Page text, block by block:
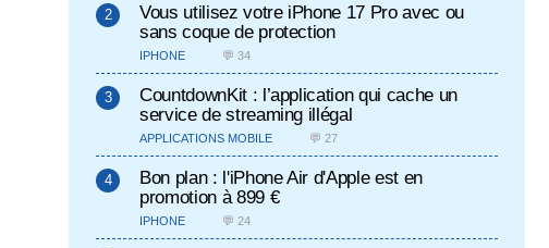
Vous utilisez votre iPhone 17 Pro avec ou
sans coque de protection
IPHONE 💬 34
CountdownKit : l’application qui cache un
service de streaming illégal
APPLICATIONS MOBILE 💬 27
Bon plan : l'iPhone Air d'Apple est en
promotion à 899 €
IPHONE 💬 24